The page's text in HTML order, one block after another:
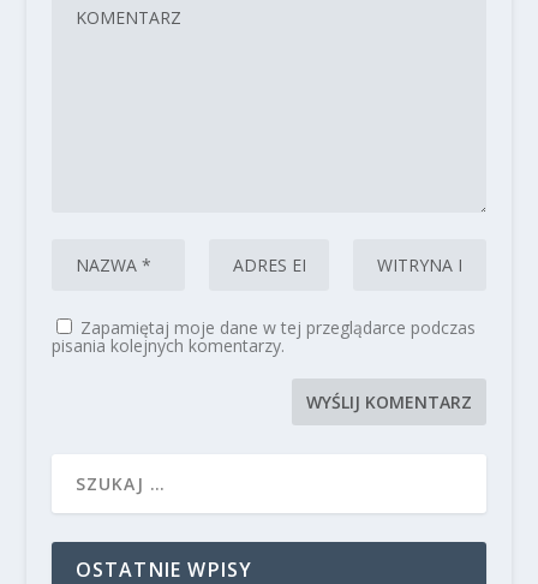
Zapamiętaj moje dane w tej przeglądarce podczas
pisania kolejnych komentarzy.
OSTATNIE WPISY